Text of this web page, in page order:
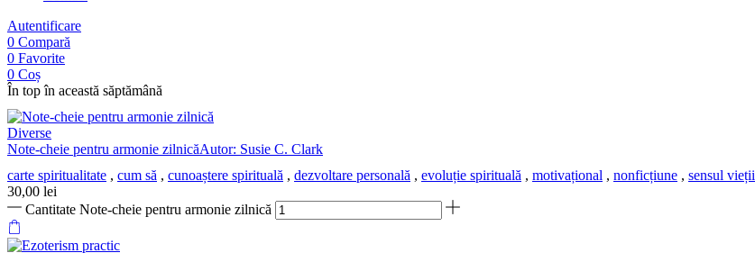
Autentificare
0 Compară
0 Favorite
0 Coș
În top în această săptămână
Diverse
Note-cheie pentru armonie zilnicăAutor: Susie C. Clark
carte spiritualitate , cum să , cunoaștere spirituală , dezvoltare personală , evoluție spirituală , motivațional , nonficțiune , sensul vieții
30,00 lei
Cantitate Note-cheie pentru armonie zilnică